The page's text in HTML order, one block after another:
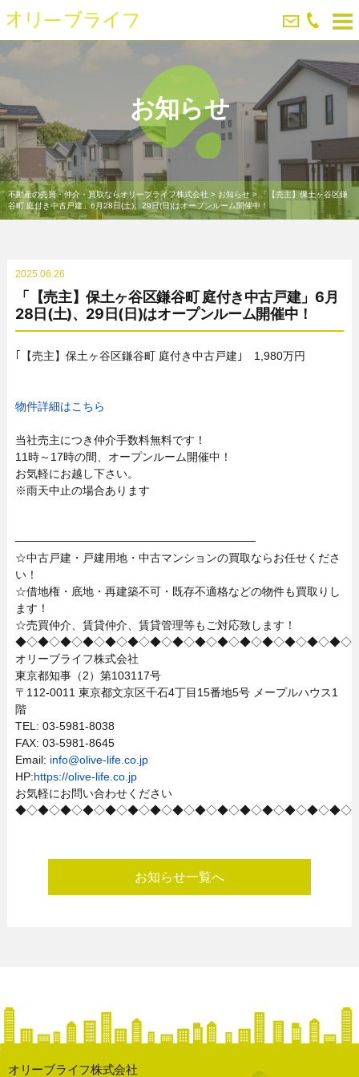
お知らせ
不動産の売買・仲介・買取ならオリーブライフ株式会社 > お知らせ> 「【売主】保土ヶ谷区鎌
谷町 庭付き中古戸建」6月28日(土)、29日(日)はオープンルーム開催中！
2025.06.26
「【売主】保土ヶ谷区鎌谷町 庭付き中古戸建」6月
28日(土)、29日(日)はオープンルーム開催中！
｢【売主】保土ヶ谷区鎌谷町 庭付き中古戸建｣ 1,980万円
物件詳細はこちら
当社売主につき仲介手数料無料です！
11時～17時の間、オープンルーム開催中！
お気軽にお越し下さい。
※雨天中止の場合あります
──────────────────────────────
☆中古戸建・戸建用地・中古マンションの買取ならお任せくださ
い！
☆借地権・底地・再建築不可・既存不適格などの物件も買取りし
ます！
☆売買仲介、賃貸仲介、賃貸管理等もご対応致します！
◆◇◆◇◆◇◆◇◆◇◆◇◆◇◆◇◆◇◆◇◆◇◆◇◆◇◆◇◆◇
オリーブライフ株式会社
東京都知事（2）第103117号
〒112-0011 東京都文京区千石4丁目15番地5号 メープルハウス1
階
TEL: 03-5981-8038
FAX: 03-5981-8645
Email: info@olive-life.co.jp
HP:https://olive-life.co.jp
お気軽にお問い合わせください
◆◇◆◇◆◇◆◇◆◇◆◇◆◇◆◇◆◇◆◇◆◇◆◇◆◇◆◇◆◇
お知らせ一覧へ
オリーブライフ株式会社